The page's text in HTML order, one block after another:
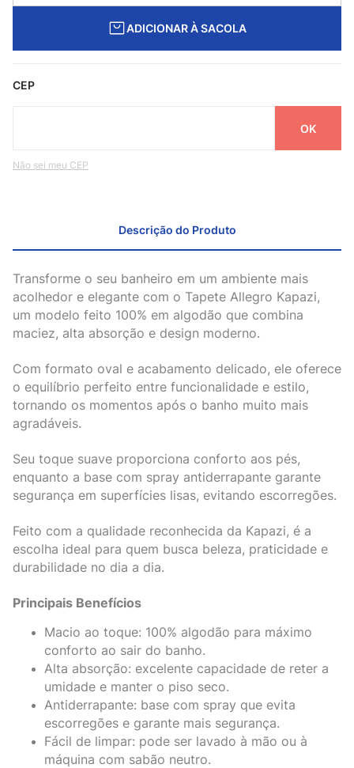
ADICIONAR À SACOLA
CEP
Não sei meu CEP
Descrição do Produto
Transforme o seu banheiro em um ambiente mais
acolhedor e elegante com o Tapete Allegro Kapazi,
um modelo feito 100% em algodão que combina
maciez, alta absorção e design moderno.
Com formato oval e acabamento delicado, ele oferece
o equilíbrio perfeito entre funcionalidade e estilo,
tornando os momentos após o banho muito mais
agradáveis.
Seu toque suave proporciona conforto aos pés,
enquanto a base com spray antiderrapante garante
segurança em superfícies lisas, evitando escorregões.
Feito com a qualidade reconhecida da Kapazi, é a
escolha ideal para quem busca beleza, praticidade e
durabilidade no dia a dia.
Principais Benefícios
Macio ao toque: 100% algodão para máximo
conforto ao sair do banho.
Alta absorção: excelente capacidade de reter a
umidade e manter o piso seco.
Antiderrapante: base com spray que evita
escorregões e garante mais segurança.
Fácil de limpar: pode ser lavado à mão ou à
máquina com sabão neutro.